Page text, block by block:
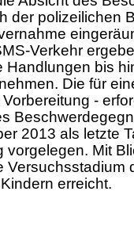
der polizeilichen
Verkehr
Handlungen bis
Die für
-
2013 als letzte
vorgelegen. Mit
Versuchsstadium
erreicht.